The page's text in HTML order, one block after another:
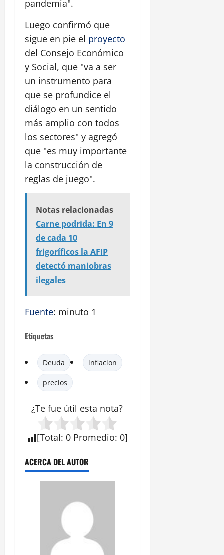
pandemia".
Luego confirmó que
sigue en pie el proyecto
del Consejo Económico
y Social, que "va a ser
un instrumento para
que se profundice el
diálogo en un sentido
más amplio con todos
los sectores" y agregó
que "es muy importante
la construcción de
reglas de juego".
Notas relacionadas
Carne podrida: En 9
de cada 10
frigoríficos la AFIP
detectó maniobras
ilegales
Fuente: minuto 1
Etiquetas
Deuda inflacion
precios
¿Te fue útil esta nota?
[Total: 0 Promedio: 0]
ACERCA DEL AUTOR